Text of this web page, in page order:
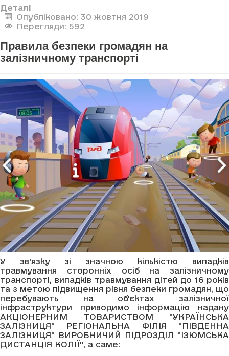
Деталі
Опубліковано: 30 жовтня 2019
Перегляди: 592
Правила безпеки громадян на
залізничному транспорті
У зв'язку зі значною кількістю випадків
травмування сторонніх осіб на залізничному
транспорті, випадків травмування дітей до 16 років
та з метою підвищення рівня безпеки громадян, що
перебувають на об'єктах залізничної
інфраструктури приводимо інформацію надану
АКЦІОНЕРНИМ ТОВАРИСТВОМ "УКРАЇНСЬКА
ЗАЛІЗНИЦЯ" РЕГІОНАЛЬНА ФІЛІЯ "ПІВДЕННА
ЗАЛІЗНИЦЯ" ВИРОБНИЧИЙ ПІДРОЗДІЛ "ІЗЮМСЬКА
ДИСТАНЦІЯ КОЛІЇ", а саме: